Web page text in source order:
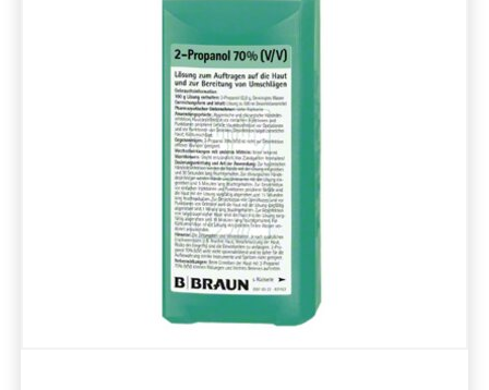
Volumen in ml: 500 mL
Bakterizid (Einwirkzeit in min.): 1,5 min
Sterillium Virugard #982069
ZUM PRODUKT